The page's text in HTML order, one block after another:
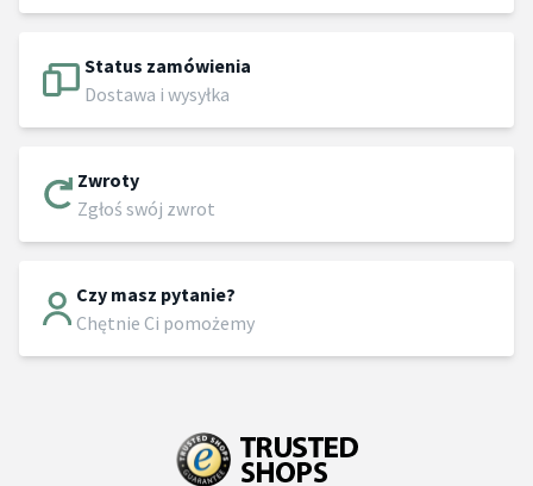
Status zamówienia
Dostawa i wysyłka
Zwroty
Zgłoś swój zwrot
Czy masz pytanie?
Chętnie Ci pomożemy